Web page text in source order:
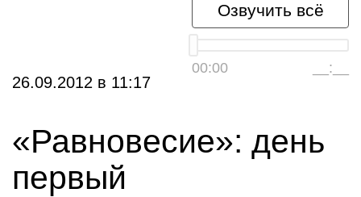
Озвучить всё
00:00 __:__
26.09.2012 в 11:17
«Равновесие»: день
первый